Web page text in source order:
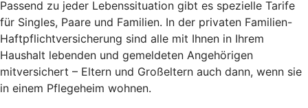
Passend zu jeder Lebenssituation gibt es spezielle Tarife
für Singles, Paare und Familien. In der privaten Familien-
Haftpflichtversicherung sind alle mit Ihnen in Ihrem
Haushalt lebenden und gemeldeten Angehörigen
mitversichert – Eltern und Großeltern auch dann, wenn sie
in einem Pflegeheim wohnen.